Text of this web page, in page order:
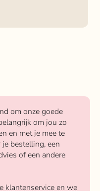
om onze goede
om jou zo
en met je mee te
bestelling, een
of een andere
klantenservice en we